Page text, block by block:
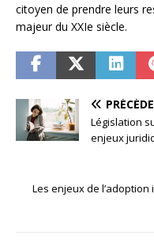
citoyen de prendre leurs
majeur du XXIe siècle.
Législation
enjeux
Les enjeux de